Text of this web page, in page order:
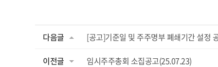
다음글 [공고]기준일 및 주주명부 폐쇄기간 설정
이전글 임시주주총회 소집공고(25.07.23)